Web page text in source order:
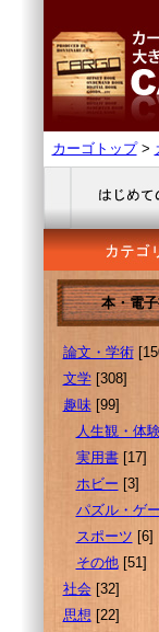
カーゴトップ>
本・電
論文・学術
文学[308]
趣味[99]
人生観・体
実用書[17]
ホビー [3]
パズル・ゲ
スポーツ [6]
その他[51]
社会[32]
思想 [22]